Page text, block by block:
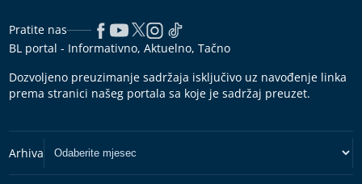
Pratite nas
BL portal - Informativno, Aktuelno, Tačno
Dozvoljeno preuzimanje sadržaja isključivo uz navođenje linka
prema stranici našeg portala sa koje je sadržaj preuzet.